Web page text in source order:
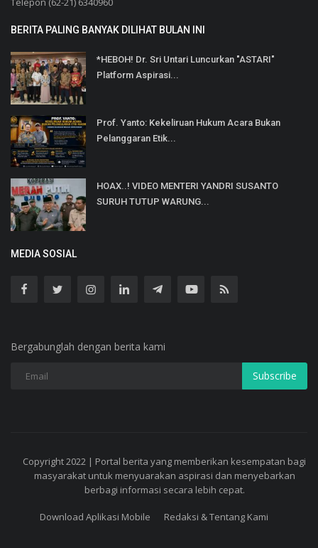
BERITA PALING BANYAK DILIHAT BULAN INI
*HEBOH! Dr. Sri Untari Luncurkan "ASTARI"
Platform Aspirasi...
Prof. Yanto: Kekeliruan Hukum Acara Bukan
Pelanggaran Etik...
HOAX..! VIDEO MENTERI YANDRI SUSANTO
SURUH TUTUP WARUNG...
MEDIA SOSIAL
Bergabunglah dengan berita kami
Subscribe
Copyright 2022 | Portal berita yang memberikan kesempatan bagi
masyarakat untuk menyuarakan aspirasi dan menyebarkan
berbagi informasi secara lebih cepat.
Download Aplikasi Mobile Redaksi & Tentang Kami